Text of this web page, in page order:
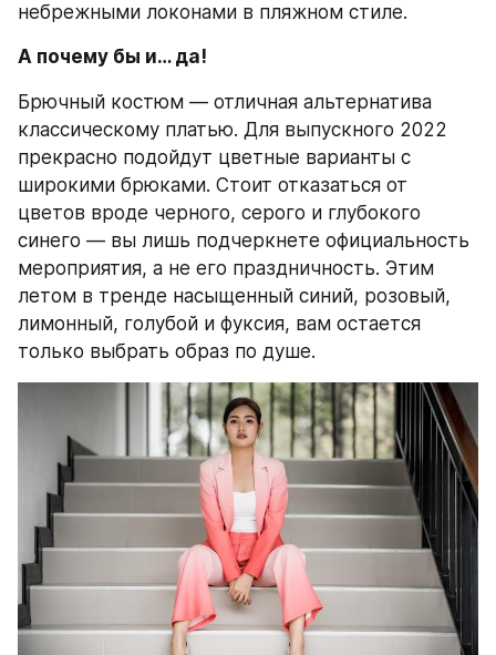
небрежными локонами в пляжном стиле.
А почему бы и… да!
Брючный костюм — отличная альтернатива
классическому платью. Для выпускного 2022
прекрасно подойдут цветные варианты с
широкими брюками. Стоит отказаться от
цветов вроде черного, серого и глубокого
синего — вы лишь подчеркнете официальность
мероприятия, а не его праздничность. Этим
летом в тренде насыщенный синий, розовый,
лимонный, голубой и фуксия, вам остается
только выбрать образ по душе.